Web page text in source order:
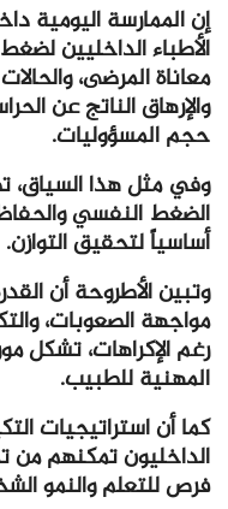
إن الممارسة اليومية
الأطباء الداخليين
معاناة المرضى،
والإرهاق الناتج عن
حجم المسؤوليات.
وفي مثل هذا السياق،
الضغط النفسي
أساسياً لتحقيق التوازن.
وتبين الأطروحة أن
مواجهة الصعوبات،
رغم الإكراهات، تشكل
المهنية للطبيب.
كما أن استراتيجيات
الداخليون تمكنهم من
فرص للتعلم والنمو